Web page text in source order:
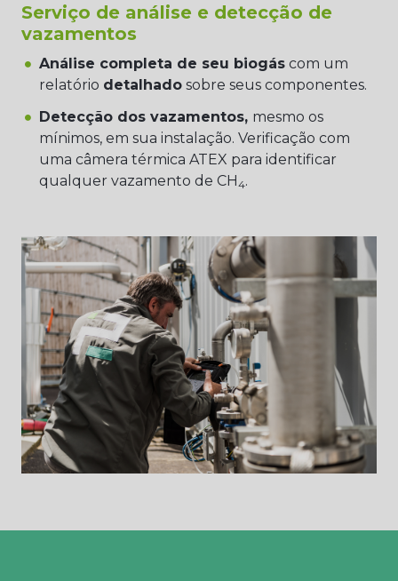
Serviço de análise e detecção de
vazamentos
Análise completa de seu biogás com um
relatório detalhado sobre seus componentes.
Detecção dos vazamentos, mesmo os
mínimos, em sua instalação. Verificação com
uma câmera térmica ATEX para identificar
qualquer vazamento de CH4.